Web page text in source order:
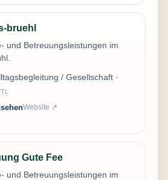
bruehl
und Betreuungsleistungen im
/ Gesellschaft ·
Website ↗
Gute Fee
und Betreuungsleistungen im